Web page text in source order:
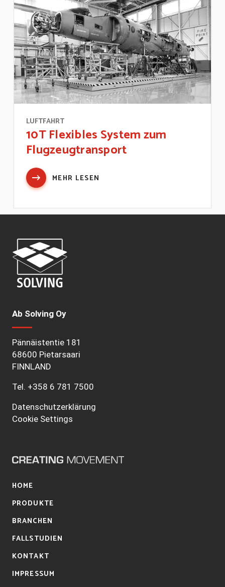
LUFTFAHRT
10T Flexibles System zum
Flugzeugtransport
MEHR LESEN
Ab Solving Oy
Pännäistentie 181
68600 Pietarsaari
FINNLAND
Tel. +358 6 781 7500
Datenschutzerklärung
Cookie Settings
HOME
PRODUKTE
BRANCHEN
FALLSTUDIEN
KONTAKT
IMPRESSUM